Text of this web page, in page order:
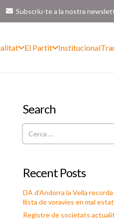
Subscriu-te a la nostra
El Partit Institucional
Search
Recent Posts
DA d’Andorra la Vella
llista de voravies en mal
Registre de societats